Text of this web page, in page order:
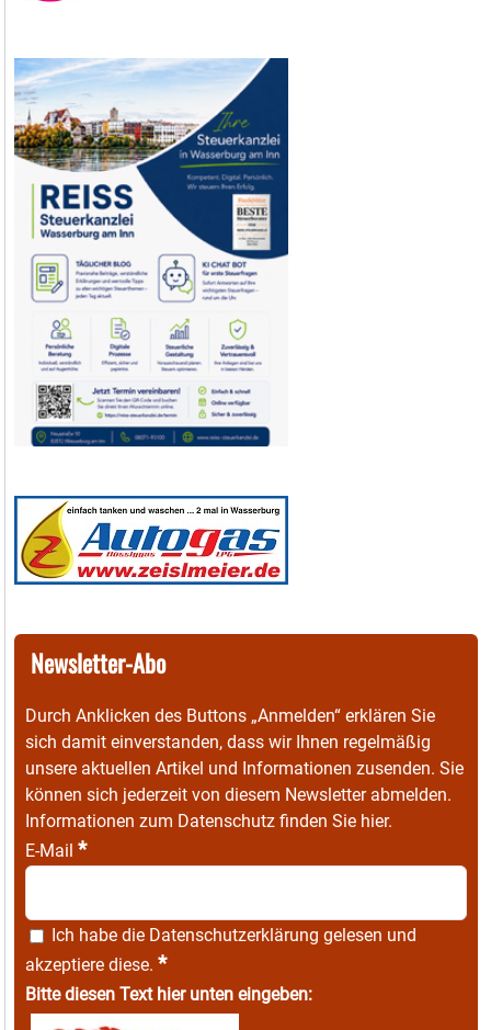
Newsletter-Abo
Durch Anklicken des Buttons „Anmelden“ erklären Sie
sich damit einverstanden, dass wir Ihnen regelmäßig
unsere aktuellen Artikel und Informationen zusenden. Sie
können sich jederzeit von diesem Newsletter abmelden.
Informationen zum Datenschutz finden Sie hier.
E-Mail *
Ich habe die Datenschutzerklärung gelesen und
akzeptiere diese. *
Bitte diesen Text hier unten eingeben: